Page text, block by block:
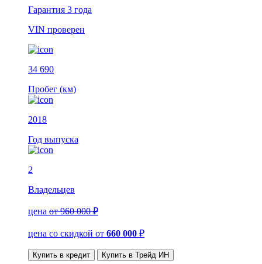
Гарантия 3 года
VIN проверен
34 690
Пробег (км)
2018
Год выпуска
2
Владельцев
цена от 960 000 ₽
цена со скидкой от 660 000 ₽
Купить в кредит Купить в Трейд ИН